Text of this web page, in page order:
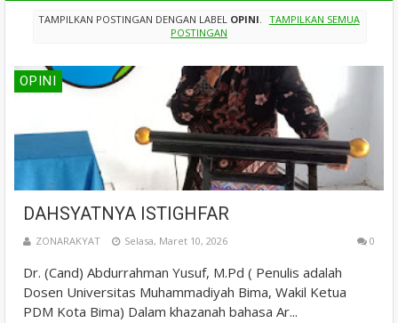
TAMPILKAN POSTINGAN DENGAN LABEL OPINI. TAMPILKAN SEMUA
POSTINGAN
OPINI
DAHSYATNYA ISTIGHFAR
ZONARAKYAT Selasa, Maret 10, 2026 0
Dr. (Cand) Abdurrahman Yusuf, M.Pd ( Penulis adalah
Dosen Universitas Muhammadiyah Bima, Wakil Ketua
PDM Kota Bima) Dalam khazanah bahasa Ar...